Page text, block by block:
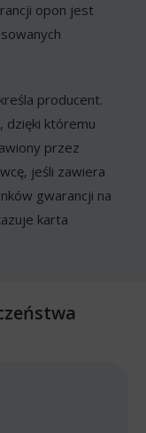
opon jest
producent.
, dzięki któremu
przez
jeśli zawiera
gwarancji na
karta